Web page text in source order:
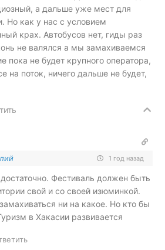
а дальше уже мест для
как у нас с условием
крах. Автобусов нет, гиды раз
не валялся а мы замахиваемся
пока не будет крупного оператора,
на поток, ничего дальше не будет,
1 год назад
Фестиваль должен быть
свой и со своей изюминкой.
ни на какое. Но кто бы
в Хакасии развивается